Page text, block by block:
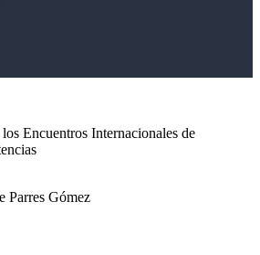
Encuentros Internacionales de
Parres Gómez